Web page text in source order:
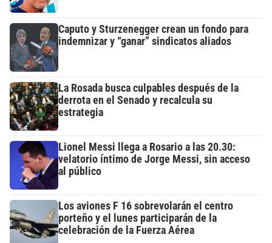
Caputo y Sturzenegger crean un fondo para
indemnizar y “ganar” sindicatos aliados
La Rosada busca culpables después de la
derrota en el Senado y recalcula su
estrategia
Lionel Messi llega a Rosario a las 20.30:
velatorio íntimo de Jorge Messi, sin acceso
al público
Los aviones F 16 sobrevolarán el centro
porteño y el lunes participarán de la
celebración de la Fuerza Aérea